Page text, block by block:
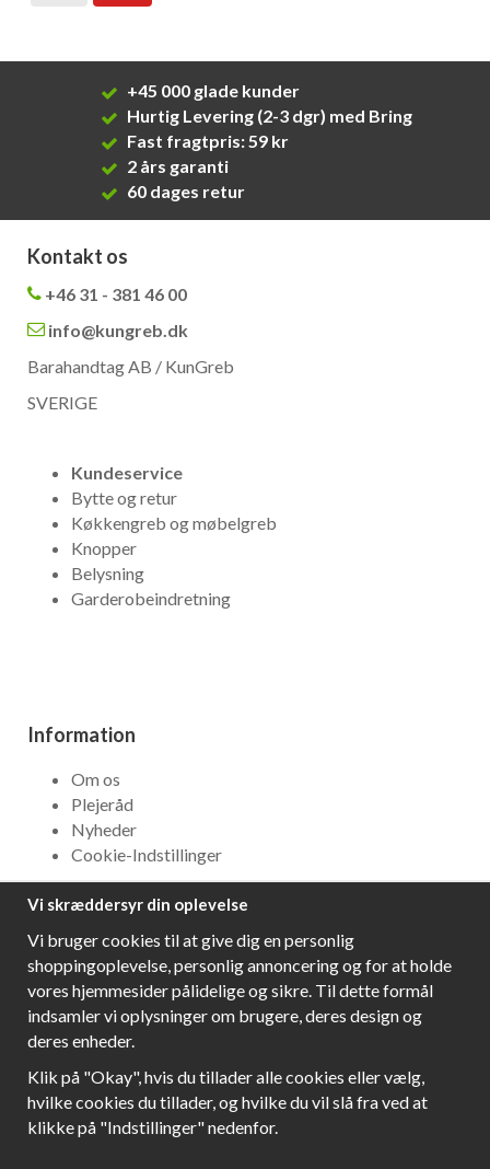
+45 000 glade kunder
Hurtig Levering (2-3 dgr) med Bring
Fast fragtpris: 59 kr
2 års garanti
60 dages retur
Kontakt os
+46 31 - 381 46 00
info@kungreb.dk
Barahandtag AB / KunGreb
SVERIGE
Kundeservice
Bytte og retur
Køkkengreb og møbelgreb
Knopper
Belysning
Garderobeindretning
Information
Om os
Plejeråd
Nyheder
Cookie-Indstillinger
NYHEDSBREV
Få bedste tilbud og\r spændende nye produkter!
Vi skræddersyr din oplevelse
Vi bruger cookies til at give dig en personlig
shoppingoplevelse, personlig annoncering og for at holde
vores hjemmesider pålidelige og sikre. Til dette formål
indsamler vi oplysninger om brugere, deres design og
deres enheder.
Klik på "Okay", hvis du tillader alle cookies eller vælg,
hvilke cookies du tillader, og hvilke du vil slå fra ved at
klikke på "Indstillinger" nedenfor.